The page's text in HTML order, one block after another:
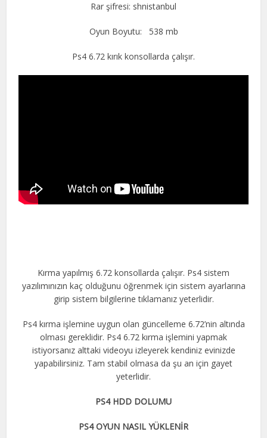
Rar şifresi: shnistanbul
Oyun Boyutu: 538 mb
Ps4 6.72 kırık konsollarda çalışır.
Kırma yapılmış 6.72 konsollarda çalışır. Ps4 sistem
yazılımınızın kaç olduğunu öğrenmek için sistem ayarlarına
girip sistem bilgilerine tıklamanız yeterlidir.
Ps4 kırma işlemine uygun olan güncelleme 6.72’nin altında
olması gereklidir. Ps4 6.72 kırma işlemini yapmak
istiyorsanız alttaki videoyu izleyerek kendiniz evinizde
yapabilirsiniz. Tam stabil olmasa da şu an için gayet
yeterlidir.
PS4 HDD DOLUMU
PS4 OYUN NASIL YÜKLENİR